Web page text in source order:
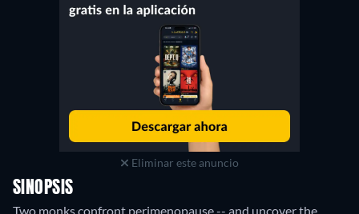
Eliminar este anuncio
SINOPSIS
Two monks confront perimenopause -- and uncover the